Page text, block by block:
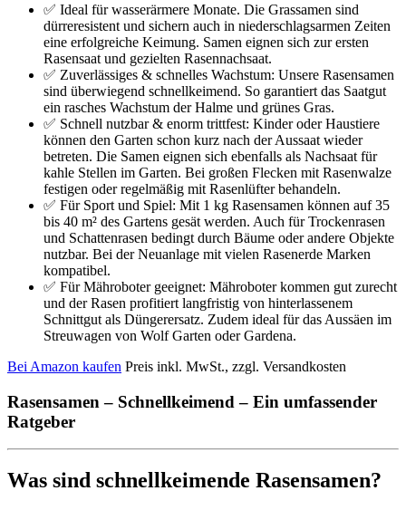
✅ Ideal für wasserärmere Monate. Die Grassamen sind
dürreresistent und sichern auch in niederschlagsarmen Zeiten
eine erfolgreiche Keimung. Samen eignen sich zur ersten
Rasensaat und gezielten Rasennachsaat.
✅ Zuverlässiges & schnelles Wachstum: Unsere Rasensamen
sind überwiegend schnellkeimend. So garantiert das Saatgut
ein rasches Wachstum der Halme und grünes Gras.
✅ Schnell nutzbar & enorm trittfest: Kinder oder Haustiere
können den Garten schon kurz nach der Aussaat wieder
betreten. Die Samen eignen sich ebenfalls als Nachsaat für
kahle Stellen im Garten. Bei großen Flecken mit Rasenwalze
festigen oder regelmäßig mit Rasenlüfter behandeln.
✅ Für Sport und Spiel: Mit 1 kg Rasensamen können auf 35
bis 40 m² des Gartens gesät werden. Auch für Trockenrasen
und Schattenrasen bedingt durch Bäume oder andere Objekte
nutzbar. Bei der Neuanlage mit vielen Rasenerde Marken
kompatibel.
✅ Für Mähroboter geeignet: Mähroboter kommen gut zurecht
und der Rasen profitiert langfristig von hinterlassenem
Schnittgut als Düngerersatz. Zudem ideal für das Aussäen im
Streuwagen von Wolf Garten oder Gardena.
Bei Amazon kaufen Preis inkl. MwSt., zzgl. Versandkosten
Rasensamen – Schnellkeimend – Ein umfassender
Ratgeber
Was sind schnellkeimende Rasensamen?